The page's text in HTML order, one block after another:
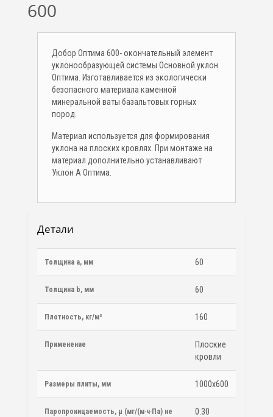
600
Добор Оптима 600- окончательный элемент
уклонообразующей системы Основной уклон
Оптима. Изготавливается из экологически
безопасного материала каменной
минеральной ваты базальтовых горных
пород.
Материал используется для формирования
уклона на плоских кровлях. При монтаже на
материал дополнительно устанавливают
Уклон А Оптима.
Детали
Толщина a, мм 60
Толщина b, мм 60
Плотность, кг/м³ 160
Применение
Плоские
кровли
Размеры плиты, мм 1000х600
Паропроницаемость, μ (мг/(м·ч·Па) не
0.30